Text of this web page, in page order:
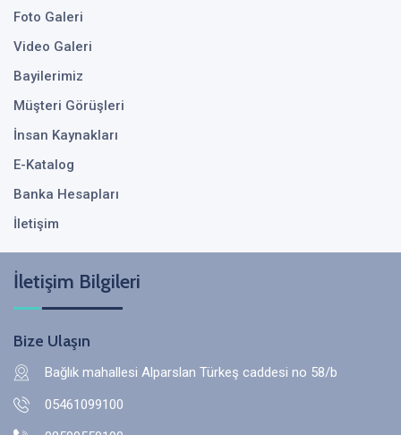
Foto Galeri
Video Galeri
Bayilerimiz
Müşteri Görüşleri
İnsan Kaynakları
E-Katalog
Banka Hesapları
İletişim
İletişim Bilgileri
Bize Ulaşın
Bağlık mahallesi Alparslan Türkeş caddesi no 58/b
05461099100